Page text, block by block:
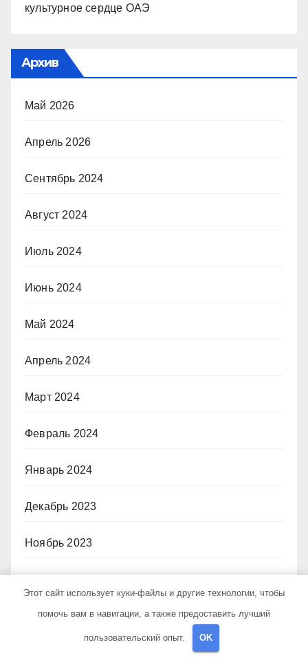
культурное сердце ОАЭ
Архив
Май 2026
Апрель 2026
Сентябрь 2024
Август 2024
Июль 2024
Июнь 2024
Май 2024
Апрель 2024
Март 2024
Февраль 2024
Январь 2024
Декабрь 2023
Ноябрь 2023
Июнь 2023
Этот сайт использует куки-файлы и другие технологии, чтобы
помочь вам в навигации, а также предоставить лучший
пользовательский опыт. OK